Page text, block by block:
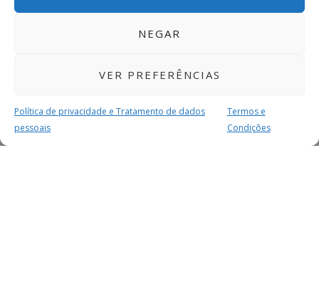
NEGAR
VER PREFERÊNCIAS
Política de privacidade e Tratamento de dados
pessoais
Termos e
Condições